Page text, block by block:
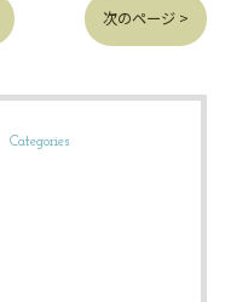
次のページ >
Categories